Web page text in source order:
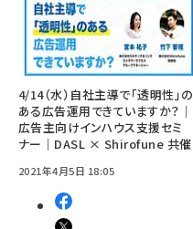
4/14（水）自社主導で「透明性」の
ある広告運用できていますか？｜
広告主向けインハウス支援セミ
ナー｜DASL × Shirofune 共催
2021年4月5日 18:05